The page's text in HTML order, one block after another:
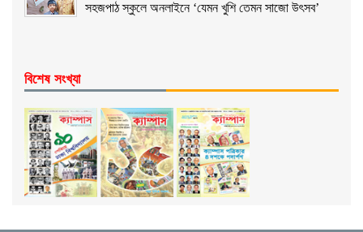
সহজপাঠ স্কুলে অনলাইনে ‘যেমন খুশি তেমন সাজো উৎসব’
বিশেষ সংখ্যা